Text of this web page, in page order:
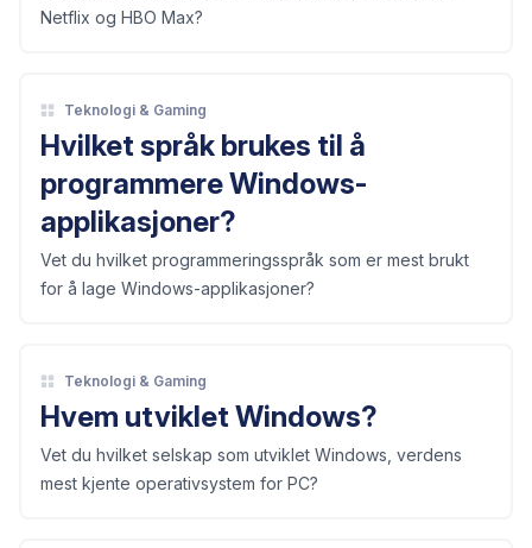
Netflix og HBO Max?
Teknologi & Gaming
Hvilket språk brukes til å
programmere Windows-
applikasjoner?
Vet du hvilket programmeringsspråk som er mest brukt
for å lage Windows-applikasjoner?
Teknologi & Gaming
Hvem utviklet Windows?
Vet du hvilket selskap som utviklet Windows, verdens
mest kjente operativsystem for PC?